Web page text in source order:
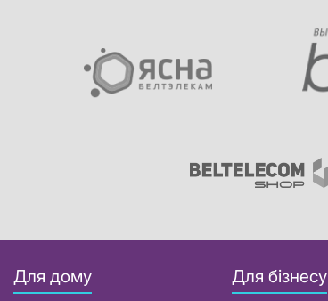
Для дому Для бізнесу